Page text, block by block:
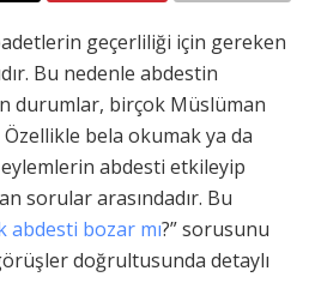
geçerliliği için gereken
Bu nedenle abdestin
durumlar, birçok Müslüman
bela okumak ya da
abdesti etkileyip
sorular arasındadır. Bu
abdesti bozar mı?” sorusunu
doğrultusunda detaylı